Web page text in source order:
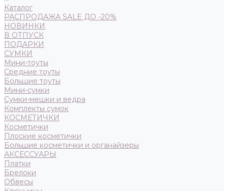
Каталог
РАСПРОДАЖА SALE ДО -20%
НОВИНКИ
В ОТПУСК
ПОДАРКИ
СУМКИ
Мини-тоуты
Средние тоуты
Большие тоуты
Мини-сумки
Сумки-мешки и ведра
Комплекты сумок
КОСМЕТИЧКИ
Косметички
Плоские косметички
Большие косметички и органайзеры
АКСЕССУАРЫ
Платки
Брелоки
Обвесы